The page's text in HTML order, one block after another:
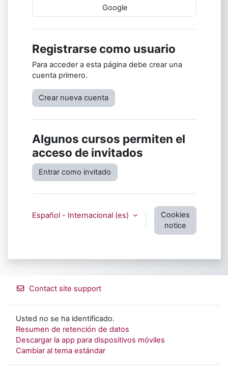
Google
Registrarse como usuario
Para acceder a esta página debe crear una
cuenta primero.
Crear nueva cuenta
Algunos cursos permiten el
acceso de invitados
Entrar como invitado
Español - Internacional ‎(es)‎
Cookies
notice
Contact site support
Usted no se ha identificado.
Resumen de retención de datos
Descargar la app para dispositivos móviles
Cambiar al tema estándar